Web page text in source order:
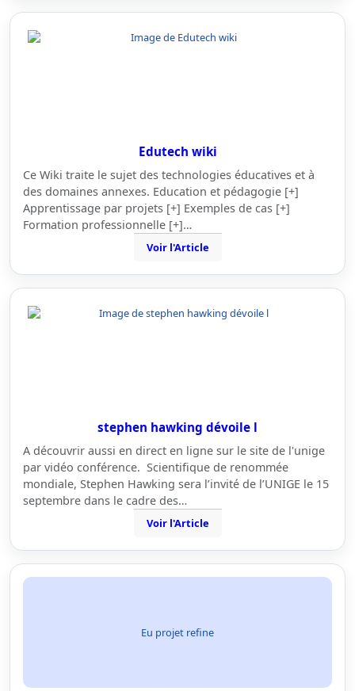
Edutech wiki
Ce Wiki traite le sujet des technologies éducatives et à
des domaines annexes. Education et pédagogie [+]
Apprentissage par projets [+] Exemples de cas [+]
Formation professionnelle [+]…
Voir l'Article
stephen hawking dévoile l
A découvrir aussi en direct en ligne sur le site de l'unige
par vidéo conférence. Scientifique de renommée
mondiale, Stephen Hawking sera l’invité de l’UNIGE le 15
septembre dans le cadre des…
Voir l'Article
Eu projet refine